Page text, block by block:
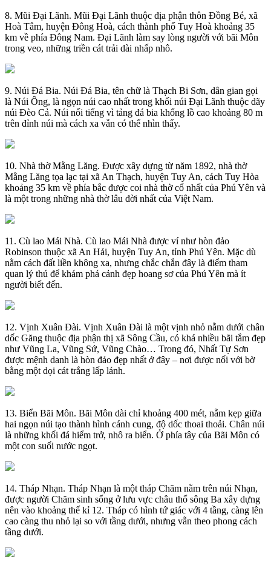
8. Mũi Đại Lãnh. Mũi Đại Lãnh thuộc địa phận thôn Đồng Bé, xã
Hoà Tâm, huyện Đông Hoà, cách thành phố Tuy Hoà khoảng 35
km về phía Đông Nam. Đại Lãnh làm say lòng người với bãi Môn
trong veo, những triền cát trải dài nhấp nhô.
9. Núi Đá Bia. Núi Đá Bia, tên chữ là Thạch Bi Sơn, dân gian gọi
là Núi Ông, là ngọn núi cao nhất trong khối núi Đại Lãnh thuộc dãy
núi Đèo Cả. Núi nổi tiếng vì tảng đá bia khổng lồ cao khoảng 80 m
trên đỉnh núi mà cách xa vẫn có thể nhìn thấy.
10. Nhà thờ Mằng Lăng. Được xây dựng từ năm 1892, nhà thờ
Mằng Lăng tọa lạc tại xã An Thạch, huyện Tuy An, cách Tuy Hòa
khoảng 35 km về phía bắc được coi nhà thờ cổ nhất của Phú Yên và
là một trong những nhà thờ lâu đời nhất của Việt Nam.
11. Cù lao Mái Nhà. Cù lao Mái Nhà được ví như hòn đảo
Robinson thuộc xã An Hải, huyện Tuy An, tỉnh Phú Yên. Mặc dù
nằm cách đất liền không xa, nhưng chắc chắn đây là điểm tham
quan lý thú để khám phá cảnh đẹp hoang sơ của Phú Yên mà ít
người biết đến.
12. Vịnh Xuân Đài. Vịnh Xuân Đài là một vịnh nhỏ nằm dưới chân
dốc Găng thuộc địa phận thị xã Sông Cầu, có khá nhiều bãi tắm đẹp
như Vũng La, Vũng Sứ, Vũng Chào… Trong đó, Nhất Tự Sơn
được mệnh danh là hòn đảo đẹp nhất ở đây – nơi được nối với bờ
bằng một dọi cát trắng lấp lánh.
13. Biển Bãi Môn. Bãi Môn dài chỉ khoảng 400 mét, nằm kẹp giữa
hai ngọn núi tạo thành hình cánh cung, độ dốc thoai thoải. Chân núi
là những khối đá hiểm trở, nhô ra biển. Ở phía tây của Bãi Môn có
một con suối nước ngọt.
14. Tháp Nhạn. Tháp Nhạn là một tháp Chăm nằm trên núi Nhạn,
được người Chăm sinh sống ở lưu vực châu thổ sông Ba xây dựng
nên vào khoảng thế kỉ 12. Tháp có hình tứ giác với 4 tầng, càng lên
cao càng thu nhỏ lại so với tầng dưới, nhưng vẫn theo phong cách
tầng dưới.